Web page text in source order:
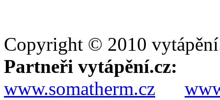
Copyright © 2010
Partneři vytápění.cz:
www.somatherm.cz